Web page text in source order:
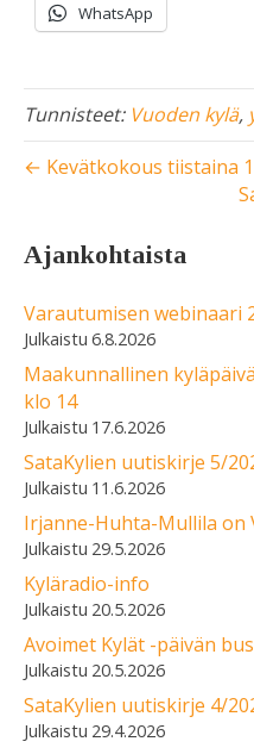
WhatsApp
Tunnisteet: Vuoden kylä,
← Kevätkokous tiistaina
Ajankohtaista
Varautumisen webinaari
6.8.2026
Maakunnallinen
klo 14
17.6.2026
SataKylien uutiskirje 5/
11.6.2026
Irjanne-Huhta-Mullila on
29.5.2026
Kyläradio-info
20.5.2026
Avoimet Kylät -päivän
20.5.2026
SataKylien uutiskirje 4/
29.4.2026